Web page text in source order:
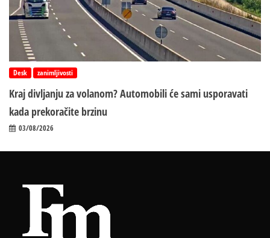
Desk zanimljivosti
Kraj divljanju za volanom? Automobili će sami usporavati
kada prekoračite brzinu
03/08/2026